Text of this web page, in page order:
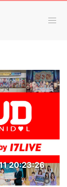
20:23:26